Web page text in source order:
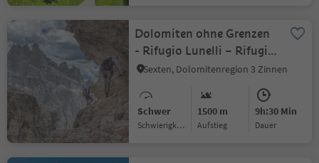
Dolomiten ohne Grenzen
- Rifugio Lunelli – Rifugio
Berti/Rifugio Carducci
Sexten, Dolomitenregion 3 Zinnen
Schwer
Schwierigkeitsgrad
1500 m
Aufstieg
9h:30 Min
Dauer